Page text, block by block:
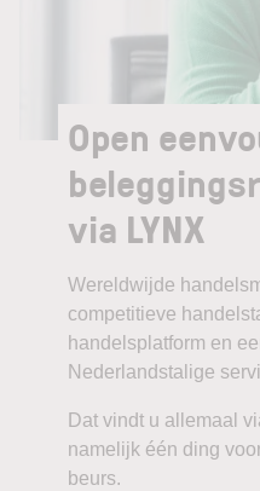
Open
via LYNX
Wereldwijde
competitieve
handelsplatform en
Nederlandstalige
Dat vindt u allemaal
namelijk één ding
beurs.